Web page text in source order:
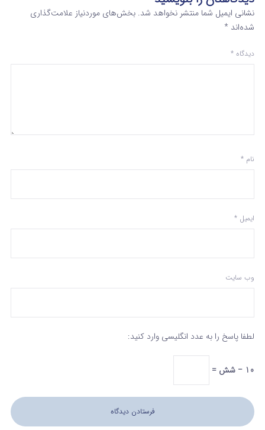
نشانی ایمیل شما منتشر نخواهد شد. بخش‌های موردنیاز علامت‌گذاری
شده‌اند *
دیدگاه *
نام *
ایمیل *
وب‌ سایت
لطفا پاسخ را به عدد انگلیسی وارد کنید:
10 − شش =